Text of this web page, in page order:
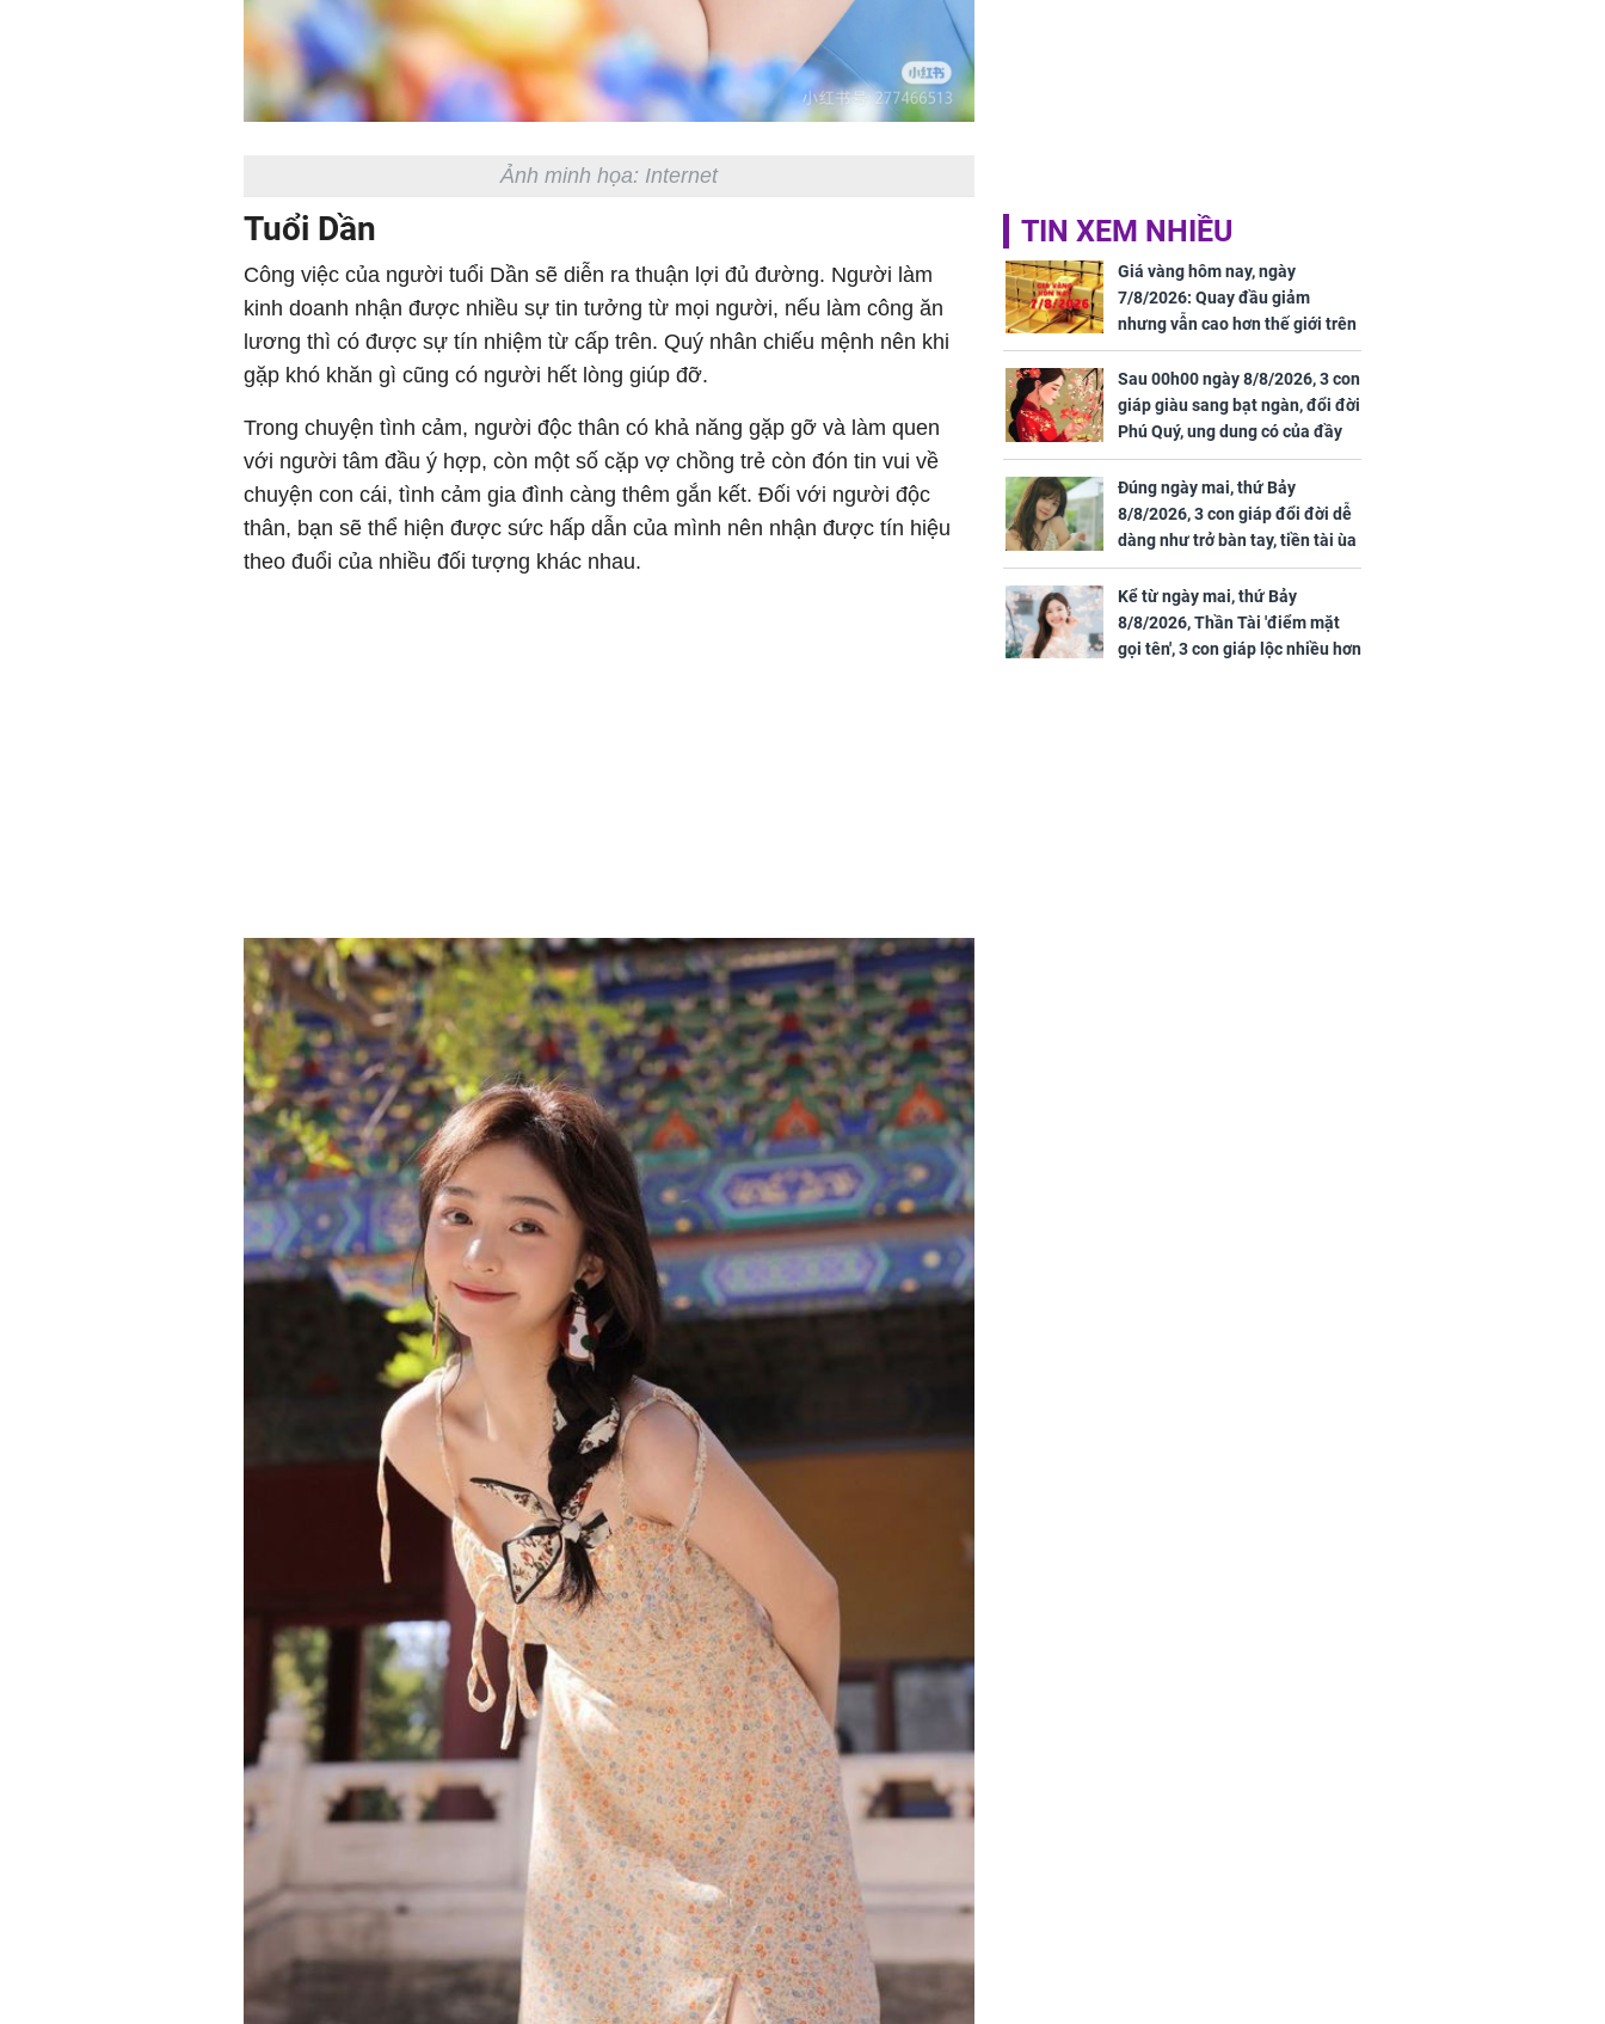
Ảnh minh họa: Internet
Tuổi Dần
Công việc của người tuổi Dần sẽ diễn ra thuận lợi đủ đường. Người làm
kinh doanh nhận được nhiều sự tin tưởng từ mọi người, nếu làm công ăn
lương thì có được sự tín nhiệm từ cấp trên. Quý nhân chiếu mệnh nên khi
gặp khó khăn gì cũng có người hết lòng giúp đỡ.
Trong chuyện tình cảm, người độc thân có khả năng gặp gỡ và làm quen
với người tâm đầu ý hợp, còn một số cặp vợ chồng trẻ còn đón tin vui về
chuyện con cái, tình cảm gia đình càng thêm gắn kết. Đối với người độc
thân, bạn sẽ thể hiện được sức hấp dẫn của mình nên nhận được tín hiệu
theo đuổi của nhiều đối tượng khác nhau.
TIN XEM NHIỀU
Giá vàng hôm nay, ngày
7/8/2026: Quay đầu giảm
nhưng vẫn cao hơn thế giới trên
7 triệu đồng
Sau 00h00 ngày 8/8/2026, 3 con
giáp giàu sang bạt ngàn, đổi đời
Phú Quý, ung dung có của đầy
nhà, ngày càng hưng thịnh sung
túc
Đúng ngày mai, thứ Bảy
8/8/2026, 3 con giáp đổi đời dễ
dàng như trở bàn tay, tiền tài ùa
tới, ngồi không lộc cũng đến,
phú quý theo tới già
Kể từ ngày mai, thứ Bảy
8/8/2026, Thần Tài 'điểm mặt
gọi tên', 3 con giáp lộc nhiều hơn